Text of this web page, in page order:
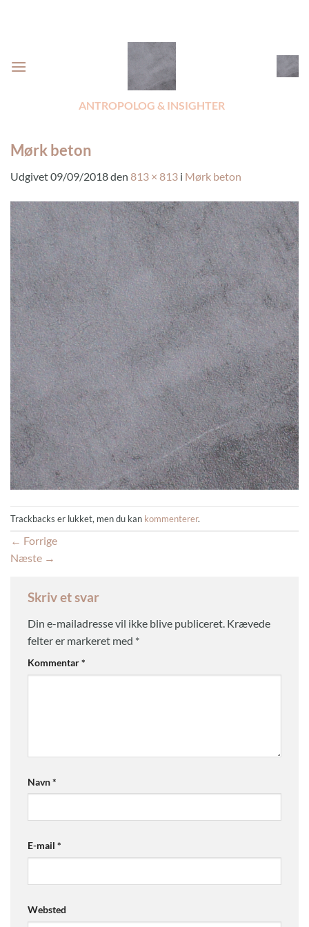
ANTROPOLOG & INSIGHTER
Mørk beton
Udgivet09/09/2018den 813 × 813 i Mørk beton
Trackbacks er lukket, men du kan kommenterer.
← Forrige
Næste →
Skriv et svar
Din e-mailadresse vil ikke blive publiceret. Krævede
felter er markeret med *
Kommentar*
Navn*
E-mail *
Websted